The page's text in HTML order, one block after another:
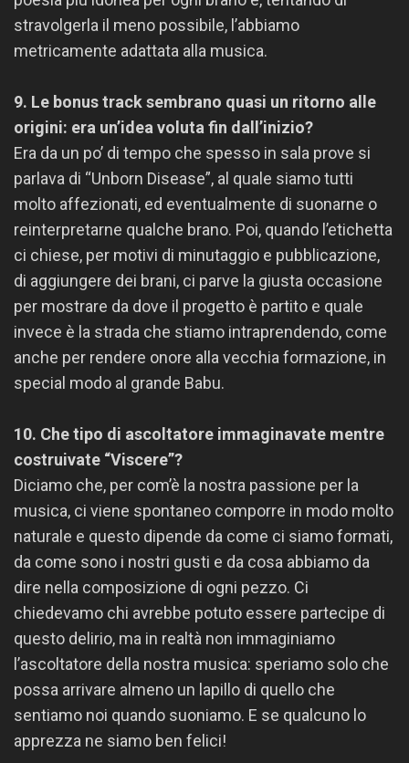
stravolgerla il meno possibile, l’abbiamo
metricamente adattata alla musica.
9. Le bonus track sembrano quasi un ritorno alle
origini: era un’idea voluta fin dall’inizio?
Era da un po’ di tempo che spesso in sala prove si
parlava di “Unborn Disease”, al quale siamo tutti
molto affezionati, ed eventualmente di suonarne o
reinterpretarne qualche brano. Poi, quando l’etichetta
ci chiese, per motivi di minutaggio e pubblicazione,
di aggiungere dei brani, ci parve la giusta occasione
per mostrare da dove il progetto è partito e quale
invece è la strada che stiamo intraprendendo, come
anche per rendere onore alla vecchia formazione, in
special modo al grande Babu.
10. Che tipo di ascoltatore immaginavate mentre
costruivate “Viscere”?
Diciamo che, per com’è la nostra passione per la
musica, ci viene spontaneo comporre in modo molto
naturale e questo dipende da come ci siamo formati,
da come sono i nostri gusti e da cosa abbiamo da
dire nella composizione di ogni pezzo. Ci
chiedevamo chi avrebbe potuto essere partecipe di
questo delirio, ma in realtà non immaginiamo
l’ascoltatore della nostra musica: speriamo solo che
possa arrivare almeno un lapillo di quello che
sentiamo noi quando suoniamo. E se qualcuno lo
apprezza ne siamo ben felici!